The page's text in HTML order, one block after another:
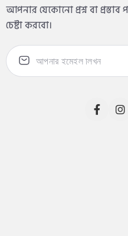
আপনার যেকোনো প্রশ্ন বা
চেষ্টা করবো।